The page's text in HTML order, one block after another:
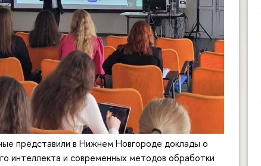
представили в Нижнем Новгороде доклады о
интеллекта и современных методов обработки